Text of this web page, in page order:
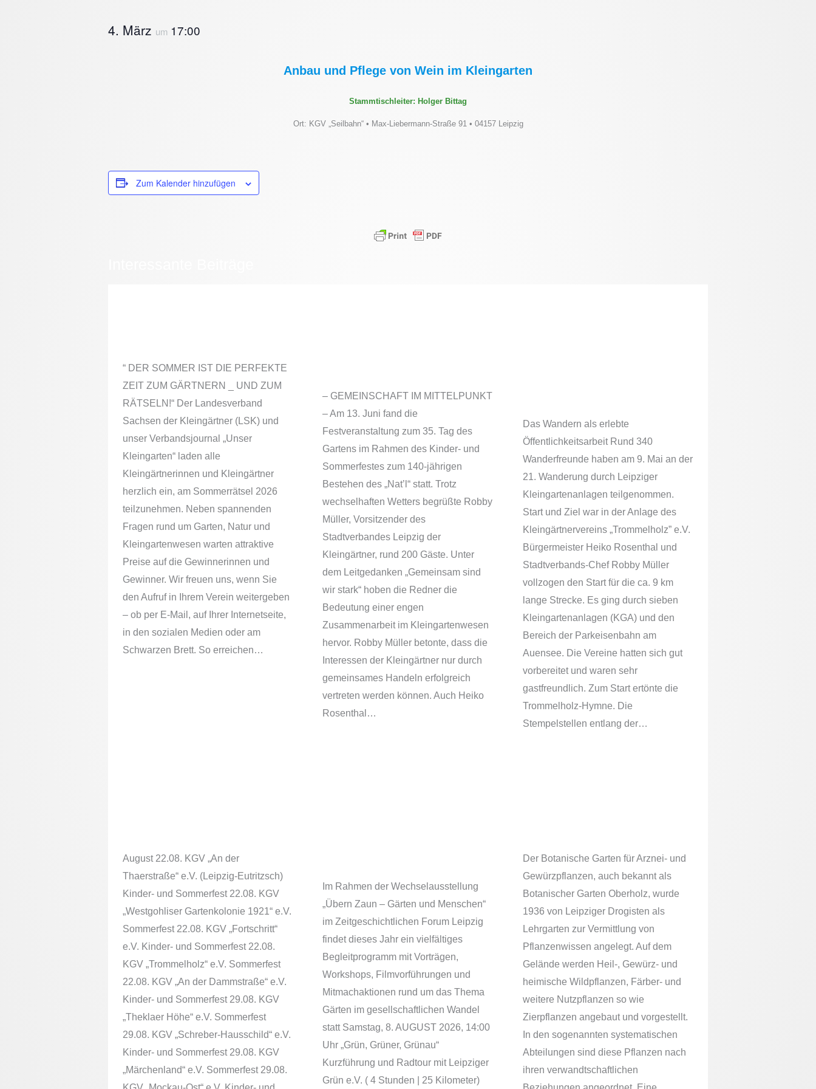
4. März um 17:00
Anbau und Pflege von Wein im Kleingarten
Stammtischleiter: Holger Bittag
Ort: KGV „Seilbahn“ • Max-Liebermann-Straße 91 • 04157 Leipzig
Zum Kalender hinzufügen
“ DER SOMMER IST DIE PERFEKTE
ZEIT ZUM GÄRTNERN _ UND ZUM
RÄTSELN!“ Der Landesverband
Sachsen der Kleingärtner (LSK) und
unser Verbandsjournal „Unser
Kleingarten“ laden alle
Kleingärtnerinnen und Kleingärtner
herzlich ein, am Sommerrätsel 2026
teilzunehmen. Neben spannenden
Fragen rund um Garten, Natur und
Kleingartenwesen warten attraktive
Preise auf die Gewinnerinnen und
Gewinner. Wir freuen uns, wenn Sie
den Aufruf in Ihrem Verein weitergeben
– ob per E-Mail, auf Ihrer Internetseite,
in den sozialen Medien oder am
Schwarzen Brett. So erreichen…
– GEMEINSCHAFT IM MITTELPUNKT
– Am 13. Juni fand die
Festveranstaltung zum 35. Tag des
Gartens im Rahmen des Kinder- und
Sommerfestes zum 140-jährigen
Bestehen des „Nat’l“ statt. Trotz
wechselhaften Wetters begrüßte Robby
Müller, Vorsitzender des
Stadtverbandes Leipzig der
Kleingärtner, rund 200 Gäste. Unter
dem Leitgedanken „Gemeinsam sind
wir stark“ hoben die Redner die
Bedeutung einer engen
Zusammenarbeit im Kleingartenwesen
hervor. Robby Müller betonte, dass die
Interessen der Kleingärtner nur durch
gemeinsames Handeln erfolgreich
vertreten werden können. Auch Heiko
Rosenthal…
Das Wandern als erlebte
Öffentlichkeitsarbeit Rund 340
Wanderfreunde haben am 9. Mai an der
21. Wanderung durch Leipziger
Kleingartenanlagen teilgenommen.
Start und Ziel war in der Anlage des
Kleingärtnervereins „Trommelholz” e.V.
Bürgermeister Heiko Rosenthal und
Stadtverbands-Chef Robby Müller
vollzogen den Start für die ca. 9 km
lange Strecke. Es ging durch sieben
Kleingartenanlagen (KGA) und den
Bereich der Parkeisenbahn am
Auensee. Die Vereine hatten sich gut
vorbereitet und waren sehr
gastfreundlich. Zum Start ertönte die
Trommelholz-Hymne. Die
Stempelstellen entlang der…
August 22.08. KGV „An der
Thaerstraße“ e.V. (Leipzig-Eutritzsch)
Kinder- und Sommerfest 22.08. KGV
„Westgohliser Gartenkolonie 1921“ e.V.
Sommerfest 22.08. KGV „Fortschritt“
e.V. Kinder- und Sommerfest 22.08.
KGV „Trommelholz“ e.V. Sommerfest
22.08. KGV „An der Dammstraße“ e.V.
Kinder- und Sommerfest 29.08. KGV
„Theklaer Höhe“ e.V. Sommerfest
29.08. KGV „Schreber-Hausschild“ e.V.
Kinder- und Sommerfest 29.08. KGV
„Märchenland“ e.V. Sommerfest 29.08.
Im Rahmen der Wechselausstellung
„Übern Zaun – Gärten und Menschen“
im Zeitgeschichtlichen Forum Leipzig
findet dieses Jahr ein vielfältiges
Begleitprogramm mit Vorträgen,
Workshops, Filmvorführungen und
Mitmachaktionen rund um das Thema
Gärten im gesellschaftlichen Wandel
statt Samstag, 8. AUGUST 2026, 14:00
Uhr „Grün, Grüner, Grünau“
Kurzführung und Radtour mit Leipziger
Grün e.V. ( 4 Stunden | 25 Kilometer)
Der Botanische Garten für Arznei- und
Gewürzpflanzen, auch bekannt als
Botanischer Garten Oberholz, wurde
1936 von Leipziger Drogisten als
Lehrgarten zur Vermittlung von
Pflanzenwissen angelegt. Auf dem
Gelände werden Heil-, Gewürz- und
heimische Wildpflanzen, Färber- und
weitere Nutzpflanzen so wie
Zierpflanzen angebaut und vorgestellt.
In den sogenannten systematischen
Abteilungen sind diese Pflanzen nach
ihren verwandtschaftlichen